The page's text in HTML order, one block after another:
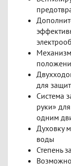
для
Система
руки»
одним
Духовку
воды
Степень